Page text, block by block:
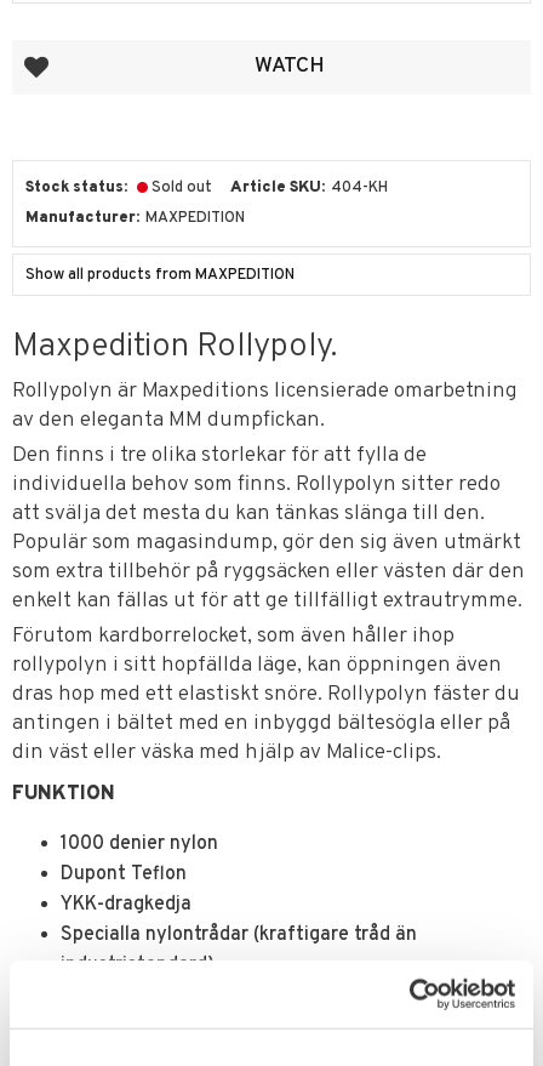
Add to favorites WATCH
Stock status Sold out Article SKU
404-KH
Manufacturer MAXPEDITION
Show all products from MAXPEDITION
Maxpedition Rollypoly.
Rollypolyn är Maxpeditions licensierade omarbetning
av den eleganta MM dumpfickan.
Den finns i tre olika storlekar för att fylla de
individuella behov som finns. Rollypolyn sitter redo
att svälja det mesta du kan tänkas slänga till den.
Populär som magasindump, gör den sig även utmärkt
som extra tillbehör på ryggsäcken eller västen där den
enkelt kan fällas ut för att ge tillfälligt extrautrymme.
Förutom kardborrelocket, som även håller ihop
rollypolyn i sitt hopfällda läge, kan öppningen även
dras hop med ett elastiskt snöre. Rollypolyn fäster du
antingen i bältet med en inbyggd bältesögla eller på
din väst eller väska med hjälp av Malice-clips.
FUNKTION
1000 denier nylon
Dupont Teflon
YKK-dragkedja
Specialla nylontrådar (kraftigare tråd än
industristandard)